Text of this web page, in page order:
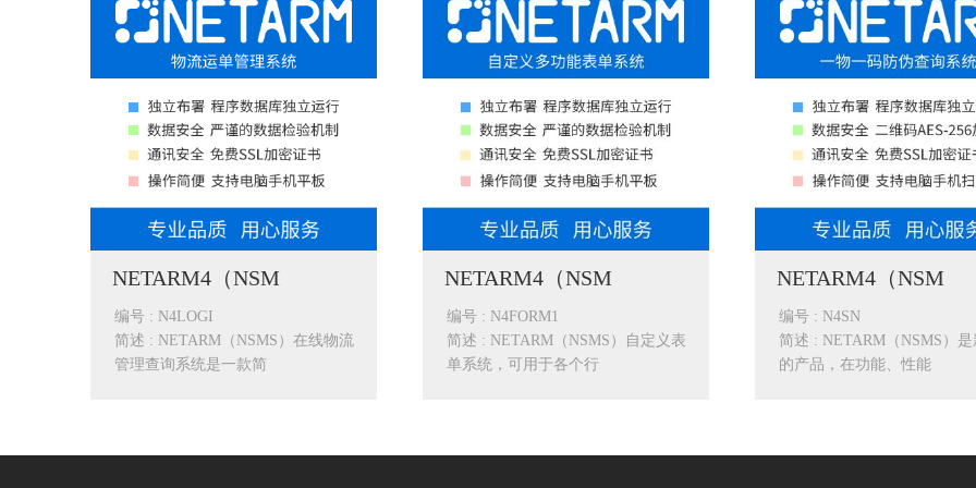
NETARM4（NSM
编号 : N4LOGI
简述 : NETARM（NSMS）在线物流
管理查询系统是一款简
NETARM4（NSM
编号 : N4FORM1
简述 : NETARM（NSMS）自定义表
单系统，可用于各个行
NETARM4（NSM
编号 : N4SN
简述 : NETARM（NSMS）
的产品，在功能、性能